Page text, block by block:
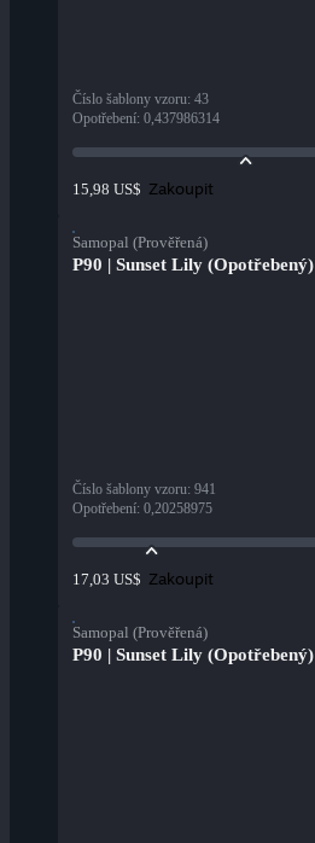
Číslo šablony vzoru: 43
Opotřebení: 0,437986314
15,98 US$ Zakoupit
Samopal (Prověřená)
P90 | Sunset Lily (Opotřebený)
Číslo šablony vzoru: 941
Opotřebení: 0,20258975
17,03 US$ Zakoupit
Samopal (Prověřená)
P90 | Sunset Lily (Opotřebený)